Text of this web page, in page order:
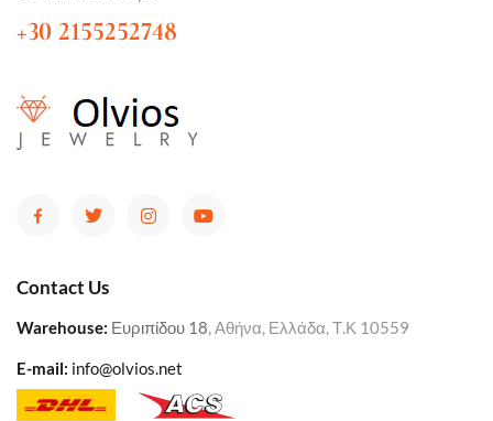
+30 2155252748
Contact Us
Warehouse: Ευριπίδου 18, Αθήνα, Ελλάδα, Τ.Κ 10559
E-mail: info@olvios.net